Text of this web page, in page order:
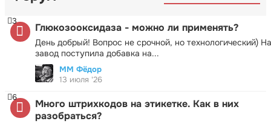
Глюкозооксидаза - можно ли применять?
День добрый! Вопрос не срочной, но технологический) На
завод поступила добавка на...
3
ММ Фёдор
13 июля '26
Много штрихкодов на этикетке. Как в них
разобраться?
6